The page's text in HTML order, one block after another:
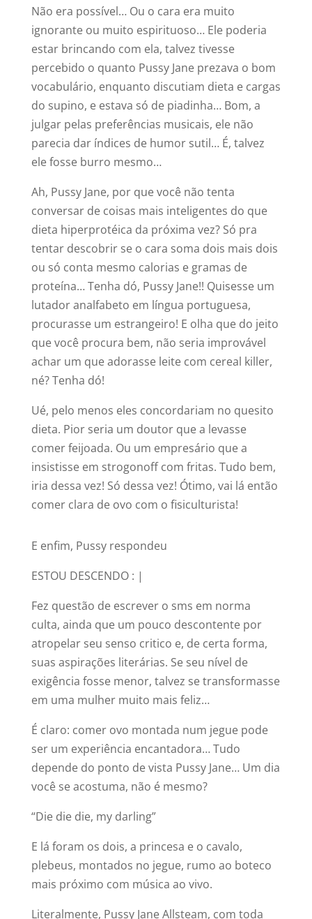
Não era possível… Ou o cara era muito
ignorante ou muito espirituoso… Ele poderia
estar brincando com ela, talvez tivesse
percebido o quanto Pussy Jane prezava o bom
vocabulário, enquanto discutiam dieta e cargas
do supino, e estava só de piadinha… Bom, a
julgar pelas preferências musicais, ele não
parecia dar índices de humor sutil… É, talvez
ele fosse burro mesmo…
Ah, Pussy Jane, por que você não tenta
conversar de coisas mais inteligentes do que
dieta hiperprotéica da próxima vez? Só pra
tentar descobrir se o cara soma dois mais dois
ou só conta mesmo calorias e gramas de
proteína… Tenha dó, Pussy Jane!! Quisesse um
lutador analfabeto em língua portuguesa,
procurasse um estrangeiro! E olha que do jeito
que você procura bem, não seria improvável
achar um que adorasse leite com cereal killer,
né? Tenha dó!
Ué, pelo menos eles concordariam no quesito
dieta. Pior seria um doutor que a levasse
comer feijoada. Ou um empresário que a
insistisse em strogonoff com fritas. Tudo bem,
iria dessa vez! Só dessa vez! Ótimo, vai lá então
comer clara de ovo com o fisiculturista!
E enfim, Pussy respondeu
ESTOU DESCENDO : |
Fez questão de escrever o sms em norma
culta, ainda que um pouco descontente por
atropelar seu senso critico e, de certa forma,
suas aspirações literárias. Se seu nível de
exigência fosse menor, talvez se transformasse
em uma mulher muito mais feliz…
É claro: comer ovo montada num jegue pode
ser um experiência encantadora… Tudo
depende do ponto de vista Pussy Jane… Um dia
você se acostuma, não é mesmo?
“Die die die, my darling”
E lá foram os dois, a princesa e o cavalo,
plebeus, montados no jegue, rumo ao boteco
mais próximo com música ao vivo.
Literalmente, Pussy Jane Allsteam, com toda